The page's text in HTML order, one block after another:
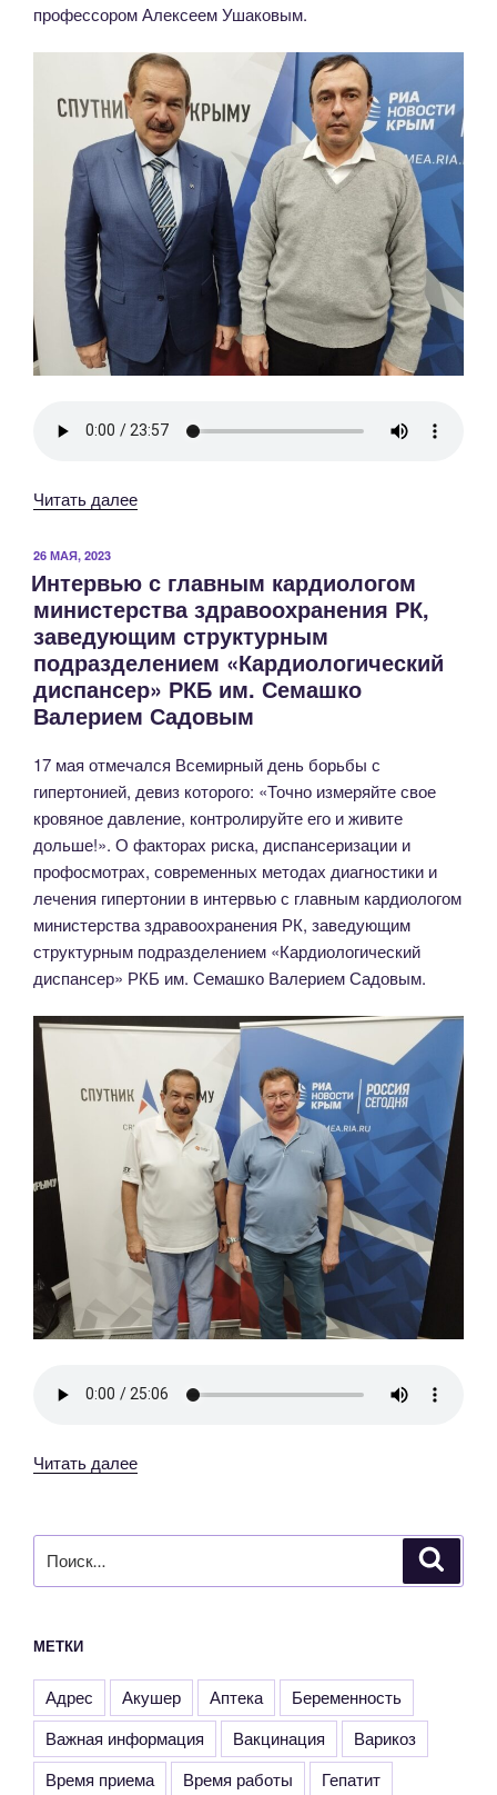
профессором Алексеем Ушаковым.
Читать далее«Интервью
кафедрой
внутренней
медицины
№1
Крымского
медицинского
имени
С.И.
Георгиевского,
доктором
медицинских
наук,
профессором
Алексеем
Ушаковым»
ОПУБЛИКОВАНО
26 МАЯ, 2023
Интервью с главным кардиологом
министерства здравоохранения РК,
заведующим структурным
подразделением «Кардиологический
диспансер» РКБ им. Семашко
Валерием Садовым
17 мая отмечался Всемирный день борьбы с
гипертонией, девиз которого: «Точно измеряйте свое
кровяное давление, контролируйте его и живите
дольше!». О факторах риска, диспансеризации и
профосмотрах, современных методах диагностики и
лечения гипертонии в интервью с главным кардиологом
министерства здравоохранения РК, заведующим
структурным подразделением «Кардиологический
диспансер» РКБ им. Семашко Валерием Садовым.
Читать далее«Интервью
кардиологом
здравоохранения
структурным
подразделением
«Кардиологический
диспансер»
РКБ
МЕТКИ
Адрес Акушер Аптека
Беременность
Важная информация
Вакцинация
Варикоз
Время приема
Время работы
Гепатит